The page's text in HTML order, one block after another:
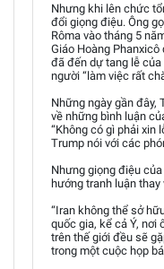
Nhưng khi lên chức
đổi giọng điệu. Ông
Rôma vào tháng 5
Giáo Hoàng Phanxicô
đã đến dự tang lễ của
người “làm việc rất
Những ngày gần đây,
về những bình luận
“Không có gì phải xin
Trump nói với các
Nhưng giọng điệu
hướng tranh luận
“Iran không thể sở
quốc gia, kể cả Ý, nơi
trên thế giới đều sẽ
trong một cuộc họp